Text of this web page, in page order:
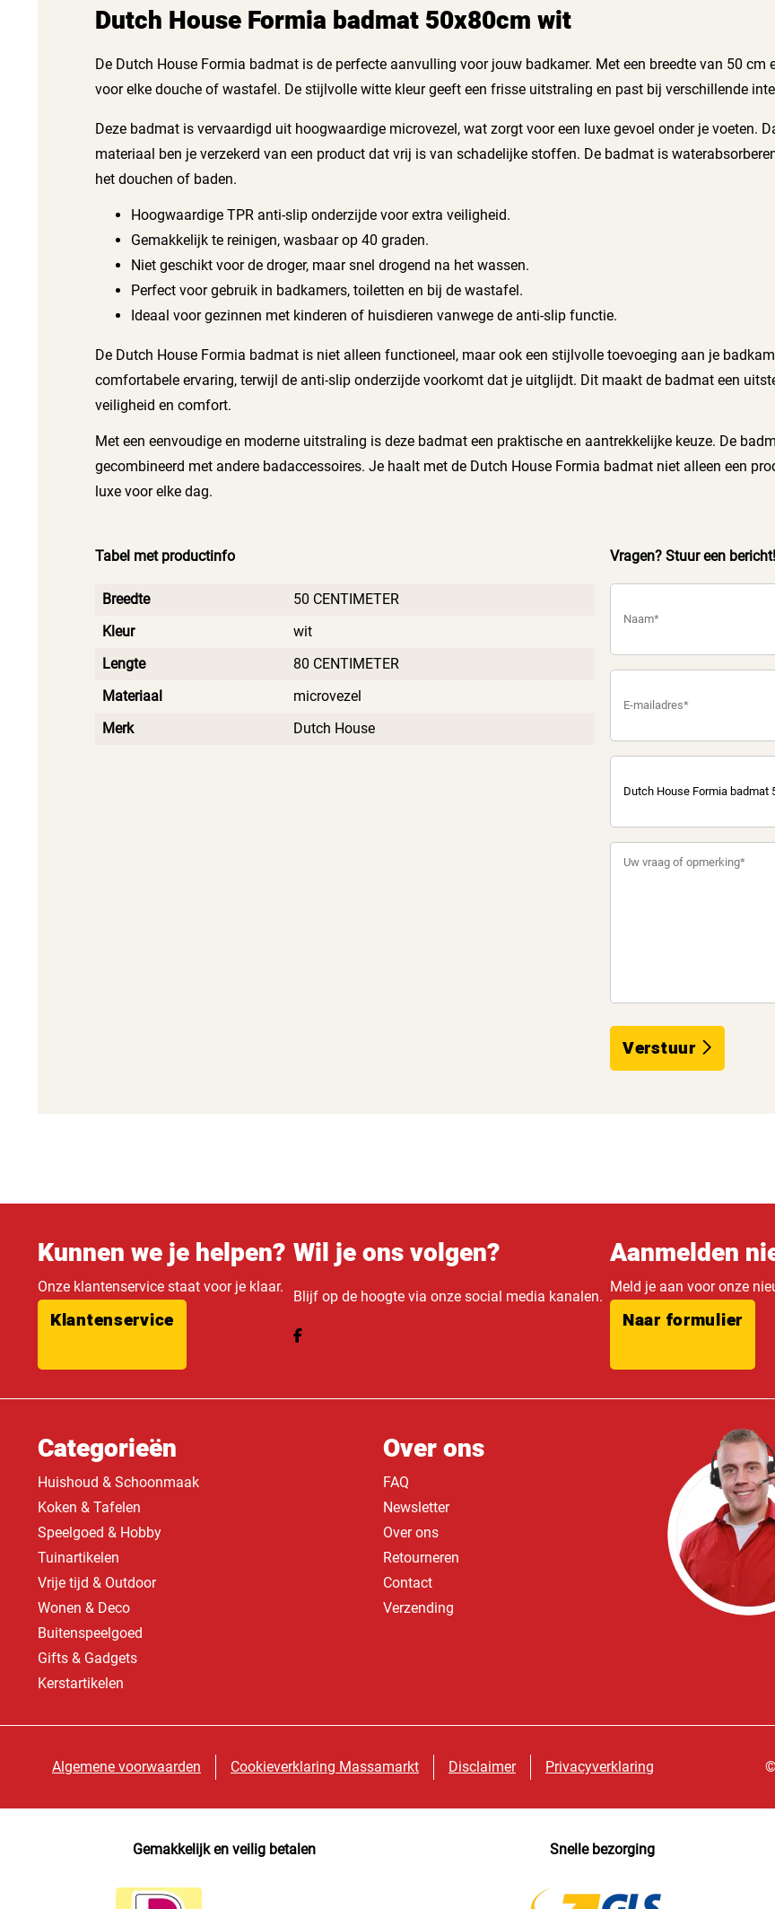
Dutch House Formia badmat 50x80cm wit
De Dutch House Formia badmat is de perfecte aanvulling voor jouw badkamer. Met een breedte van 50
voor elke douche of wastafel. De stijlvolle witte kleur geeft een frisse uitstraling en past bij verschillende
Deze badmat is vervaardigd uit hoogwaardige microvezel, wat zorgt voor een luxe gevoel onder je voeten.
materiaal ben je verzekerd van een product dat vrij is van schadelijke stoffen. De badmat is
het douchen of baden.
Hoogwaardige TPR anti-slip onderzijde voor extra veiligheid.
Gemakkelijk te reinigen, wasbaar op 40 graden.
Niet geschikt voor de droger, maar snel drogend na het wassen.
Perfect voor gebruik in badkamers, toiletten en bij de wastafel.
Ideaal voor gezinnen met kinderen of huisdieren vanwege de anti-slip functie.
De Dutch House Formia badmat is niet alleen functioneel, maar ook een stijlvolle toevoeging aan je
comfortabele ervaring, terwijl de anti-slip onderzijde voorkomt dat je uitglijdt. Dit maakt de badmat een
veiligheid en comfort.
Met een eenvoudige en moderne uitstraling is deze badmat een praktische en aantrekkelijke keuze. De
gecombineerd met andere badaccessoires. Je haalt met de Dutch House Formia badmat niet alleen een
luxe voor elke dag.
Tabel met productinfo
Breedte
50 CENTIMETER
Kleur
wit
Lengte
80 CENTIMETER
Materiaal
microvezel
Merk
Dutch House
Vragen? Stuur een bericht!
Verstuur
Kunnen we je helpen?
Onze klantenservice staat voor je klaar.
Klantenservice
Wil je ons volgen?
Blijf op de hoogte via onze social media kanalen.
Aanmelden
Meld je aan voor onze
Naar formulier
Categorieën
Huishoud & Schoonmaak
Koken & Tafelen
Speelgoed & Hobby
Tuinartikelen
Vrije tijd & Outdoor
Wonen & Deco
Buitenspeelgoed
Gifts & Gadgets
Kerstartikelen
Over ons
FAQ
Newsletter
Over ons
Retourneren
Contact
Verzending
Algemene voorwaarden Cookieverklaring Massamarkt Disclaimer Privacyverklaring
Gemakkelijk en veilig betalen Snelle bezorging